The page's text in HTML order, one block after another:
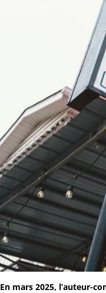
En mars 2025, l’auteur-